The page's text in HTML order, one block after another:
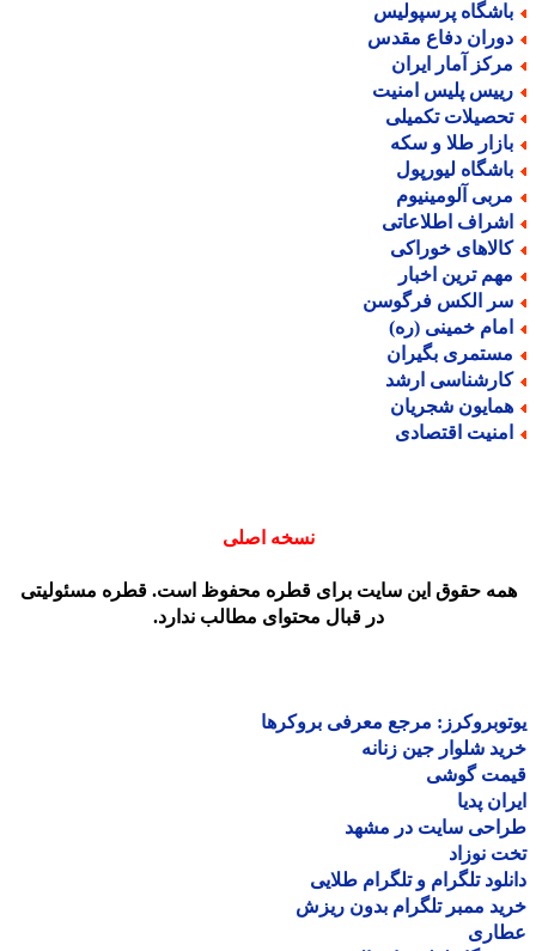
پرسپولیس
دفاع مقدس
آمار ایران
پلیس امنیت
تکمیلی
طلا و سکه
لیورپول
آلومینیوم
اطلاعاتی
خوراکی
ترین اخبار
الکس فرگوسن
خمینی (ره)
بگیران
ارشد
شجریان
اقتصادی
نسخه اصلی
حقوق این سایت برای قطره محفوظ است. قطره مسئولیتی
در قبال محتوای مطالب ندارد.
مرجع معرفی بروکرها
شلوار جین زنانه
گوشی
پدیا
سایت در مشهد
نوزاد
تلگرام و تلگرام طلایی
ممبر تلگرام بدون ریزش